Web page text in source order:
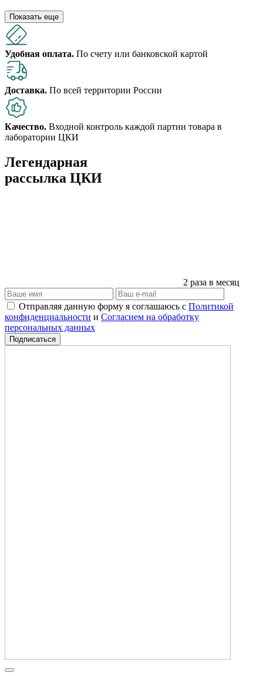
Показать еще
Удобная оплата. По счету или банковской картой
Доставка. По всей территории России
Качество. Входной контроль каждой партии товара в
лаборатории ЦКИ
Легендарная
рассылка ЦКИ
2 раза в месяц
Отправляя данную форму я соглашаюсь с Политикой
конфиденциальности и Согласием на обработку
персональных данных
Подписаться